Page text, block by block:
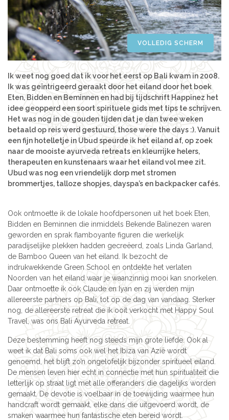
Women’s Retreats
Workshops
Alle retreats
Azië
India
Indonesië
Nepal
Thailand
Afrika
Kenia
Marokko
Tanzania
Amerika
Brazilië
VOLLEDIG SCHERM
Ik weet nog goed dat ik voor het eerst op Bali kwam in 2008.
Ik was geïntrigeerd geraakt door het eiland door het boek
Eten, Bidden en Beminnen en had bij tijdschrift Happinez het
idee geopperd een soort spirituele gids met tips te schrijven.
Het was nog in de gouden tijden dat je dan twee weken
betaald op reis werd gestuurd, those were the days :). Vanuit
een fijn hotelletje in Ubud speurde ik het eiland af, op zoek
naar de mooiste ayurveda retreats en kleurrijke helers,
therapeuten en kunstenaars waar het eiland vol mee zit.
Ubud was nog een vriendelijk dorp met stromen
brommertjes, talloze shopjes, dayspa’s en backpacker cafés.
Ook ontmoette ik de lokale hoofdpersonen uit het boek Eten,
Bidden en Beminnen die inmiddels Bekende Balinezen waren
geworden en sprak flamboyante figuren die werkelijk
paradijselijke plekken hadden gecreëerd, zoals Linda Garland,
de Bamboo Queen van het eiland. Ik bezocht de
indrukwekkende Green School en ontdekte het verlaten
Noorden van het eiland waar je waanzinnig mooi kan snorkelen.
Daar ontmoette ik ook Claude en Iyan en zij werden mijn
allereerste partners op Bali, tot op de dag van vandaag. Sterker
nog, de allereerste retreat die ik ooit verkocht met Happy Soul
Travel, was ons Bali Ayurveda retreat.
Deze bestemming heeft nog steeds mijn grote liefde. Ook al
weet ik dat Bali soms ook wel het Ibiza van Azië wordt
genoemd, het blijft zo’n ongelofelijk bijzonder spiritueel eiland.
De mensen leven hier echt in connectie met hun spiritualiteit die
letterlijk op straat ligt met alle offeranders die dagelijks worden
gemaakt. De devotie is voelbaar in de toewijding waarmee hun
handcraft wordt gemaakt, elke dans die uitgevoerd wordt, de
smaken waarmee hun fantastische eten bereid wordt.